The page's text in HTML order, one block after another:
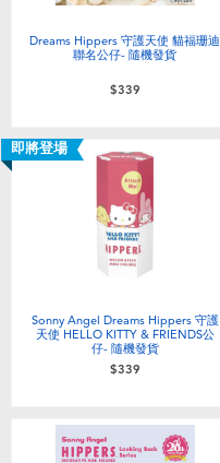
盲盒
生活雜貨
Dreams Hippers 守護天使 貓福珊迪
聯名公仔- 隨機發貨
$339
即將登場
Sonny Angel Dreams Hippers 守護
天使 HELLO KITTY & FRIENDS公
仔- 隨機發貨
$339